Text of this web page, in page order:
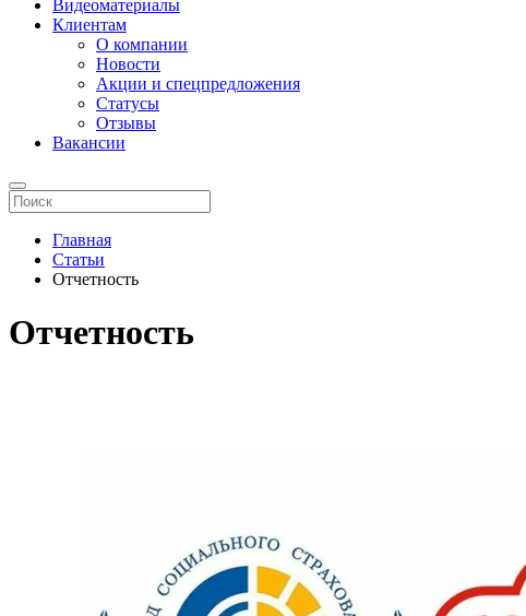
Видеоматериалы
Клиентам
О компании
Новости
Акции и спецпредложения
Статусы
Отзывы
Вакансии
Главная
Статьи
Отчетность
Отчетность